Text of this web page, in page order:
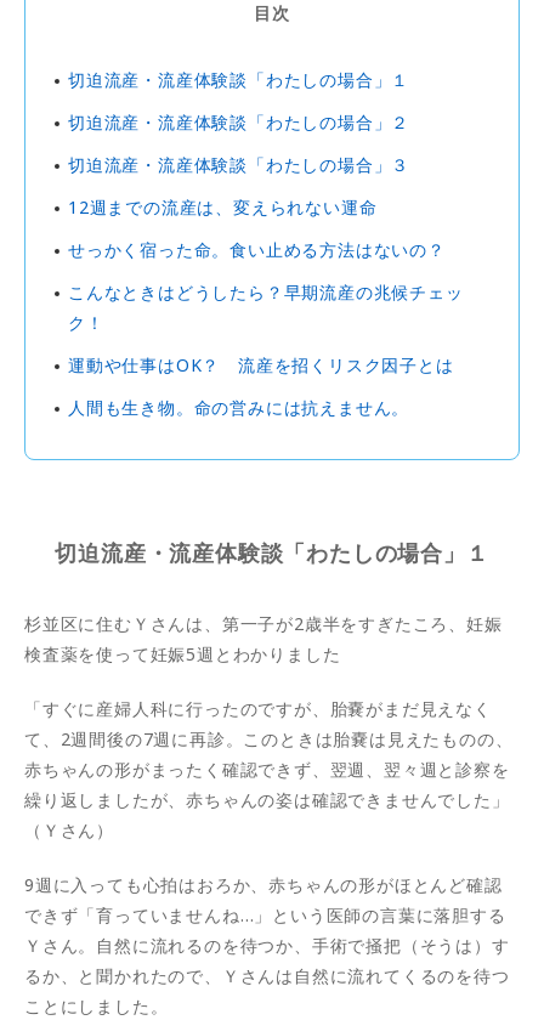
目次
切迫流産・流産体験談「わたしの場合」１
切迫流産・流産体験談「わたしの場合」２
切迫流産・流産体験談「わたしの場合」３
12週までの流産は、変えられない運命
せっかく宿った命。食い止める方法はないの？
こんなときはどうしたら？早期流産の兆候チェッ
ク！
運動や仕事はOK？ 流産を招くリスク因子とは
人間も生き物。命の営みには抗えません。
切迫流産・流産体験談「わたしの場合」１
杉並区に住むＹさんは、第一子が2歳半をすぎたころ、妊娠
検査薬を使って妊娠5週とわかりました
「すぐに産婦人科に行ったのですが、胎嚢がまだ見えなく
て、2週間後の7週に再診。このときは胎嚢は見えたものの、
赤ちゃんの形がまったく確認できず、翌週、翌々週と診察を
繰り返しましたが、赤ちゃんの姿は確認できませんでした」
（Ｙさん）
9週に入っても心拍はおろか、赤ちゃんの形がほとんど確認
できず「育っていませんね…」という医師の言葉に落胆する
Ｙさん。自然に流れるのを待つか、手術で掻把（そうは）す
るか、と聞かれたので、Ｙさんは自然に流れてくるのを待つ
ことにしました。